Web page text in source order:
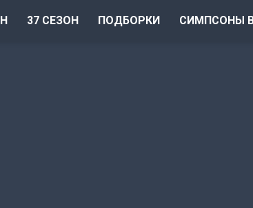
37 СЕЗОН ПОДБОРКИ СИМПСОНЫ